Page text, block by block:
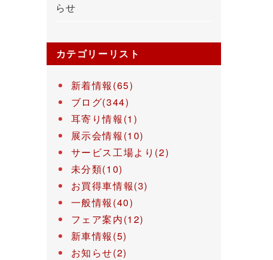
らせ
カテゴリーリスト
新着情報(65)
ブログ(344)
耳寄り情報(1)
展示会情報(10)
サービス工場より(2)
未分類(10)
お買得車情報(3)
一般情報(40)
フェア案内(12)
新車情報(5)
お知らせ(2)